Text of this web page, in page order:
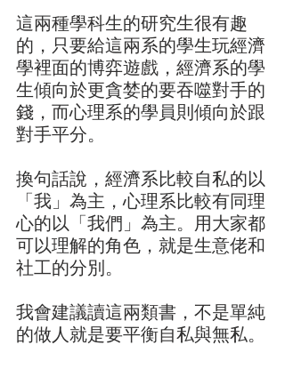
這兩種學科生的研究生很有趣
的，只要給這兩系的學生玩經濟
學裡面的博弈遊戲，經濟系的學
生傾向於更貪婪的要吞噬對手的
錢，而心理系的學員則傾向於跟
對手平分。
換句話說，經濟系比較自私的以
「我」為主，心理系比較有同理
心的以「我們」為主。用大家都
可以理解的角色，就是生意佬和
社工的分別。
我會建議讀這兩類書，不是單純
的做人就是要平衡自私與無私。